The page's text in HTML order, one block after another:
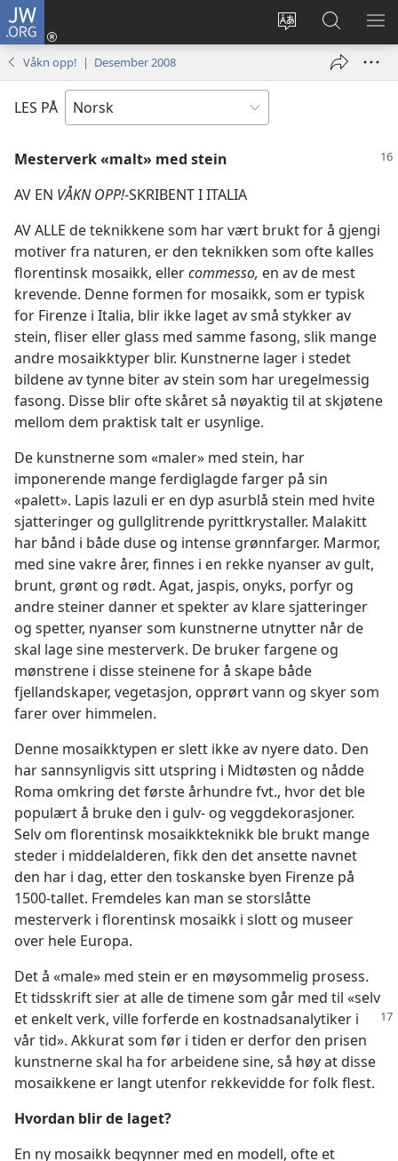
JW.ORG
Endre
Logg
inn
vindu)
Søk
på
JW.ORG
VIS
Våkn opp! | Desember 2008
LES PÅ
Mesterverk «malt» med stein
AV EN VÅKN OPP!-SKRIBENT I ITALIA
AV ALLE de teknikkene som har vært brukt for å gjengi
motiver fra naturen, er den teknikken som ofte kalles
florentinsk mosaikk, ellercommesso, en av de mest
krevende. Denne formen for mosaikk, som er typisk
for Firenze i Italia, blir ikke laget av små stykker av
stein, fliser eller glass med samme fasong, slik mange
andre mosaikktyper blir. Kunstnerne lager i stedet
bildene av tynne biter av stein som har uregelmessig
fasong. Disse blir ofte skåret så nøyaktig til at skjøtene
mellom dem praktisk talt er usynlige.
De kunstnerne som «maler» med stein, har
imponerende mange ferdiglagde farger på sin
«palett». Lapis lazuli er en dyp asurblå stein med hvite
sjatteringer og gullglitrende pyrittkrystaller. Malakitt
har bånd i både duse og intense grønnfarger. Marmor,
med sine vakre årer, finnes i en rekke nyanser av gult,
brunt, grønt og rødt. Agat, jaspis, onyks, porfyr og
andre steiner danner et spekter av klare sjatteringer
og spetter, nyanser som kunstnerne utnytter når de
skal lage sine mesterverk. De bruker fargene og
mønstrene i disse steinene for å skape både
fjellandskaper, vegetasjon, opprørt vann og skyer som
farer over himmelen.
Denne mosaikktypen er slett ikke av nyere dato. Den
har sannsynligvis sitt utspring i Midtøsten og nådde
Roma omkring det første århundre fvt., hvor det ble
populært å bruke den i gulv- og veggdekorasjoner.
Selv om florentinsk mosaikkteknikk ble brukt mange
steder i middelalderen, fikk den det ansette navnet
den har i dag, etter den toskanske byen Firenze på
1500-tallet. Fremdeles kan man se storslåtte
mesterverk i florentinsk mosaikk i slott og museer
over hele Europa.
Det å «male» med stein er en møysommelig prosess.
Et tidsskrift sier at alle de timene som går med til «selv
et enkelt verk, ville forferde en kostnadsanalytiker i
vår tid». Akkurat som før i tiden er derfor den prisen
kunstnerne skal ha for arbeidene sine, så høy at disse
mosaikkene er langt utenfor rekkevidde for folk flest.
Hvordan blir de laget?
En ny mosaikk begynner med en modell, ofte et